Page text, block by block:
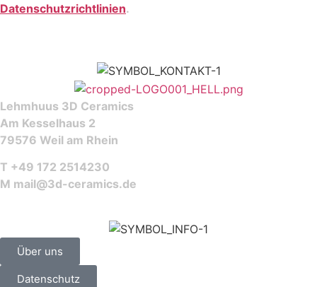
Datenschutzrichtlinien.
Lehmhuus 3D Ceramics
Am Kesselhaus 2
79576 Weil am Rhein
T +49 172 2514230
M mail@3d-ceramics.de
Über uns
Datenschutz